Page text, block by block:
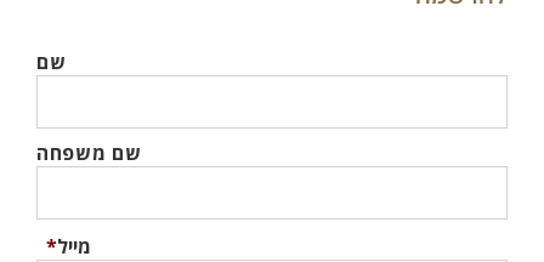
שם
שם משפחה
מייל*